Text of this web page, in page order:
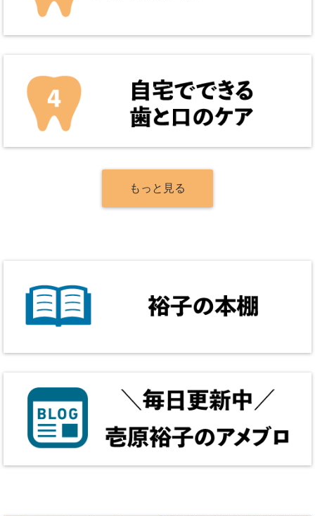
もっと見る